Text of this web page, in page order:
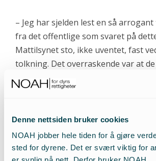
Denne nettsiden bruker cookies
NOAH jobber hele tiden for å gjøre
sted for dyrene. Det er svært viktig for
– Jeg har sjelden lest en så
fra det offentlige som svaret på
Mattilsynet sto, ikke uventet, fast
tolkning. Det overraskende var at
seg en uhildet vurdering fra
inneholdt brevet ærekrenkende
dyrevelferd» og «mange dyrevernere
ideologi som synes å innebære at
verdt enn dyrets velferd».